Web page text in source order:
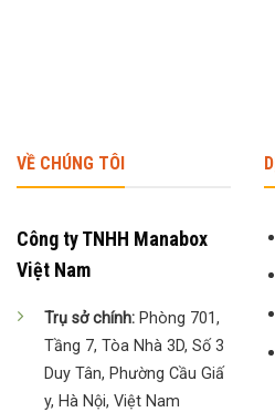
VỀ CHÚNG TÔI
Công ty TNHH Manabox
Việt Nam
Trụ sở chính: Phòng 701,
Tầng 7, Tòa Nhà 3D, Số 3
Duy Tân, Phường Cầu Giấ
y, Hà Nội, Việt Nam